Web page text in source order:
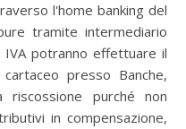
l'home banking del
tramite intermediario
potranno effettuare il
presso Banche,
purché non
in compensazione,